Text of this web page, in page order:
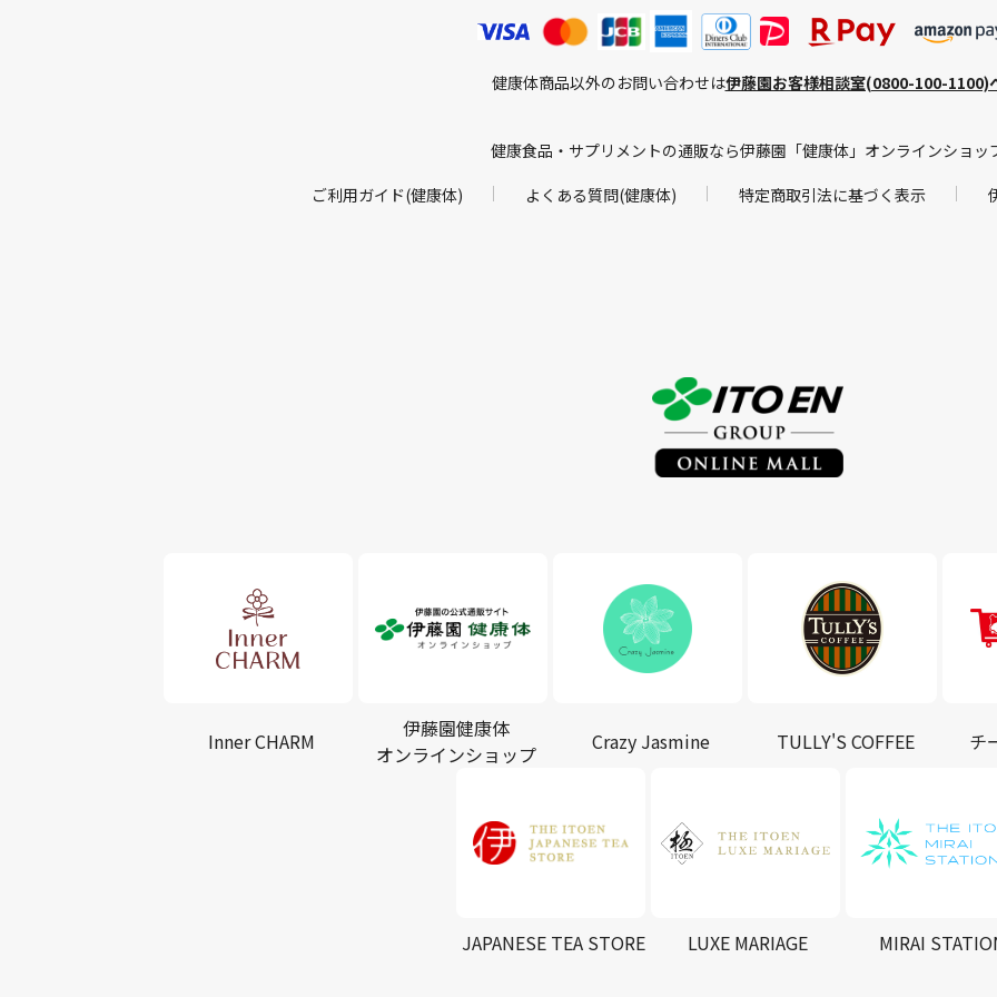
健康体商品以外のお問い合わせは伊藤園お客様相談室(0800-100-1100)
健康食品・サプリメントの通販なら伊藤園「健康体」オンラインショッ
ご利用ガイド(健康体)
よくある質問(健康体) 特定商取引法に基づく表示
Inner CHARM
伊藤園健康体
オンラインショップ
Crazy Jasmine TULLY'S COFFEE チ
JAPANESE TEA STORE LUXE MARIAGE MIRAI